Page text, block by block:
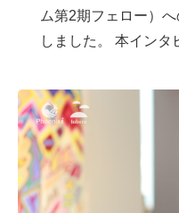
ム第2期フェロー）
しました。 本イン